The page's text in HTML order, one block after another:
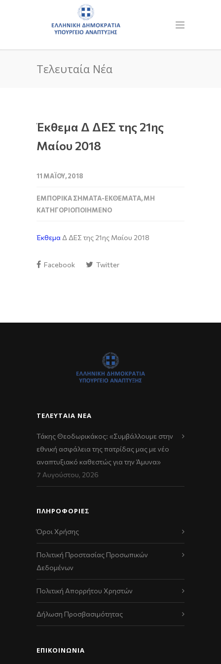
Τελευταία Νέα
Έκθεμα Δ ΔΕΣ της 21ης
Μαίου 2018
11 ΜΑΪ́ΟΥ, 2018
ΕΜΠΟΡΙΚΆ ΣΉΜΑΤΑ-ΕΚΘΈΜΑΤΑ,ΜΗ
ΚΑΤΗΓΟΡΙΟΠΟΙΗΜΈΝΟ
Έκθεμα Δ ΔΕΣ της 21ης Μαίου 2018
Facebook Twitter
ΤΕΛΕΥΤΑΊΑ ΝΈΑ
Τάκης Θεοδωρικάκος: «Συμβάλλουμε στην
εθνική ασφάλεια της πατρίδας μας με νέο
αναπτυξιακό καθεστώς για την Άμυνα»
7 Αυγούστου, 2026
ΠΛΗΡΟΦΟΡΙΕΣ
Όροι Χρήσης
Πολιτική Προστασίας Προσωπικών
Δεδομένων
Πολιτική Απορρήτου Χρηστών
Δήλωση Προσβασιμότητας
ΕΠΙΚΟΙΝΩΝΊΑ